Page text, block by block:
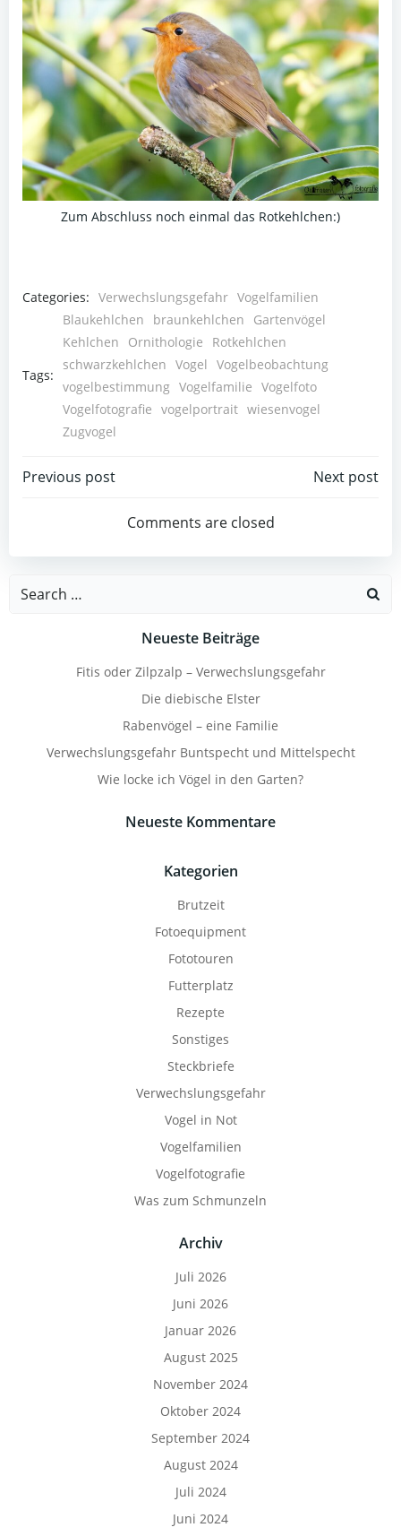
Zum Abschluss noch einmal das Rotkehlchen:)
Categories: Verwechslungsgefahr Vogelfamilien
Tags:
Blaukehlchen braunkehlchen
Gartenvögel
Kehlchen
Ornithologie
Rotkehlchen
schwarzkehlchen Vogel Vogelbeobachtung
vogelbestimmung Vogelfamilie Vogelfoto
Vogelfotografie vogelportrait wiesenvogel
Zugvogel
Beitragsnavigation
Previous post Next post
Comments are closed
Search
Neueste Beiträge
Fitis oder Zilpzalp – Verwechslungsgefahr
Die diebische Elster
Rabenvögel – eine Familie
Verwechslungsgefahr Buntspecht und Mittelspecht
Wie locke ich Vögel in den Garten?
Neueste Kommentare
Kategorien
Brutzeit
Fotoequipment
Fototouren
Futterplatz
Rezepte
Sonstiges
Steckbriefe
Verwechslungsgefahr
Vogel in Not
Vogelfamilien
Vogelfotografie
Was zum Schmunzeln
Archiv
Juli 2026
Juni 2026
Januar 2026
August 2025
November 2024
Oktober 2024
September 2024
August 2024
Juli 2024
Juni 2024